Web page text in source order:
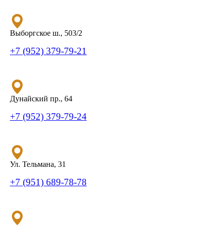
Выборгское ш., 503/2
+7 (952) 379-79-21
Дунайский пр., 64
+7 (952) 379-79-24
Ул. Тельмана, 31
+7 (951) 689-78-78